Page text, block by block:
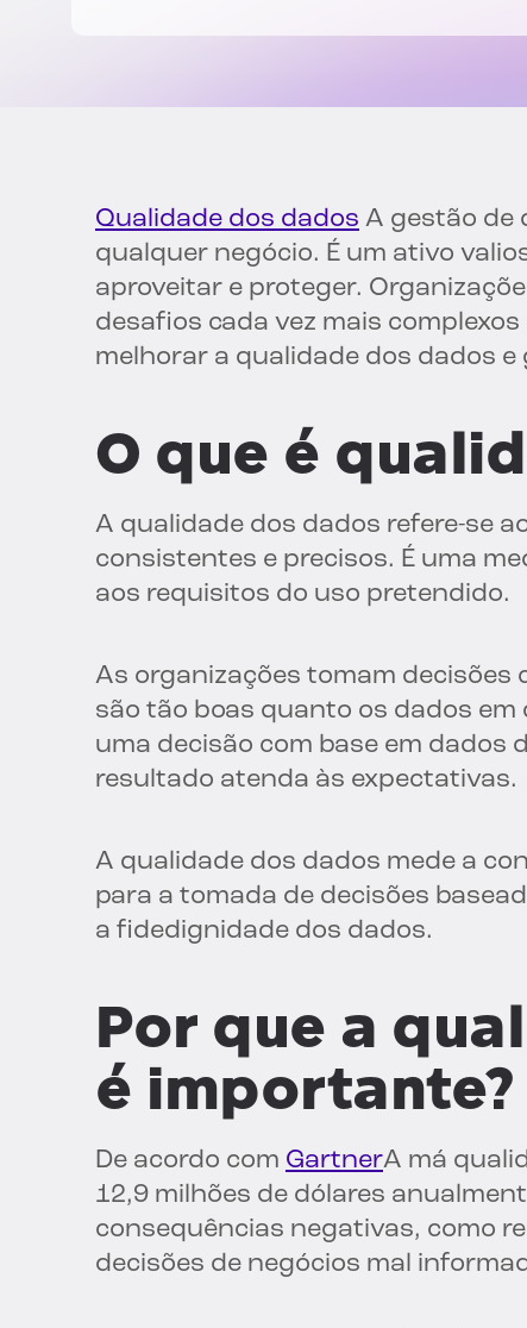
Qualidade dos dados A gestão de
qualquer negócio. É um ativo
aproveitar e proteger.
desafios cada vez mais
melhorar a qualidade dos dados e
O que é
A qualidade dos dados refere-se
consistentes e precisos. É uma
aos requisitos do uso pretendido.
As organizações tomam decisões
são tão boas quanto os dados em
uma decisão com base em dados
resultado atenda às expectativas.
A qualidade dos dados mede a
para a tomada de decisões
a fidedignidade dos dados.
Por que a
é importante?
De acordo com GartnerA má
12,9 milhões de dólares
consequências negativas, como
decisões de negócios mal